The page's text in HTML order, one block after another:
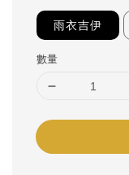
雨衣吉伊
數量